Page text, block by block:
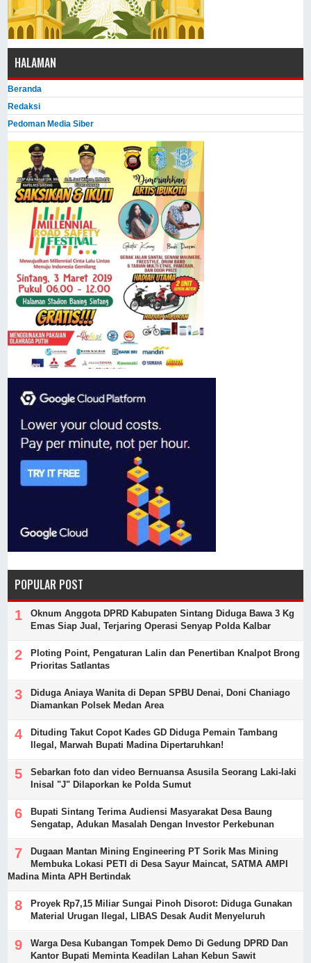
HALAMAN
Beranda
Redaksi
Pedoman Media Siber
POPULAR POST
Oknum Anggota DPRD Kabupaten Sintang Diduga Bawa 3 Kg
Emas Siap Jual, Terjaring Operasi Senyap Polda Kalbar
Ploting Point, Pengaturan Lalin dan Penertiban Knalpot Brong
Prioritas Satlantas
Diduga Aniaya Wanita di Depan SPBU Denai, Doni Chaniago
Diamankan Polsek Medan Area
Dituding Takut Copot Kades GD Diduga Pemain Tambang
Ilegal, Marwah Bupati Madina Dipertaruhkan!
Sebarkan foto dan video Bernuansa Asusila Seorang Laki-laki
Inisal "J" Dilaporkan ke Polda Sumut
Bupati Sintang Terima Audiensi Masyarakat Desa Baung
Sengatap, Adukan Masalah Dengan Investor Perkebunan
Dugaan Mantan Mining Engineering PT Sorik Mas Mining
Membuka Lokasi PETI di Desa Sayur Maincat, SATMA AMPI
Madina Minta APH Bertindak
Proyek Rp7,15 Miliar Sungai Pinoh Disorot: Diduga Gunakan
Material Urugan Ilegal, LIBAS Desak Audit Menyeluruh
Warga Desa Kubangan Tompek Demo Di Gedung DPRD Dan
Kantor Bupati Meminta Keadilan Lahan Kebun Sawit